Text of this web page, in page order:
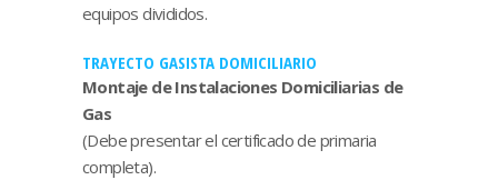
equipos divididos.
TRAYECTO GASISTA DOMICILIARIO
Montaje de Instalaciones Domiciliarias de
Gas
(Debe presentar el certificado de primaria
completa).